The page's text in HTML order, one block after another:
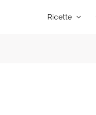
Ricette